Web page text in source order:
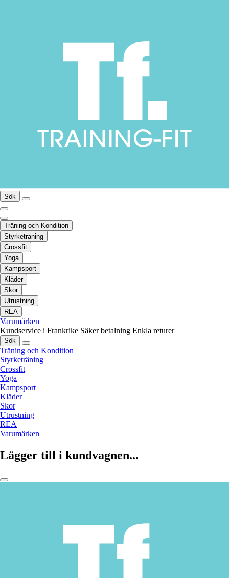
Sök
Träning och Kondition
Styrketräning
Crossfit
Yoga
Kampsport
Kläder
Skor
Utrustning
REA
Varumärken
Kundservice i Frankrike Säker betalning Enkla returer
Sök
Träning och Kondition
Styrketräning
Crossfit
Yoga
Kampsport
Kläder
Skor
Utrustning
REA
Varumärken
Lägger till i kundvagnen...